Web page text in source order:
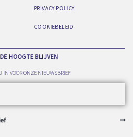
PRIVACY POLICY
COOKIEBELEID
HOOGTE BLIJVEN
IN VOOR ONZE NIEUWSBRIEF